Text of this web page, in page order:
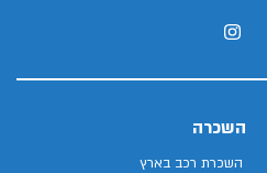
השכרה
השכרת רכב בארץ